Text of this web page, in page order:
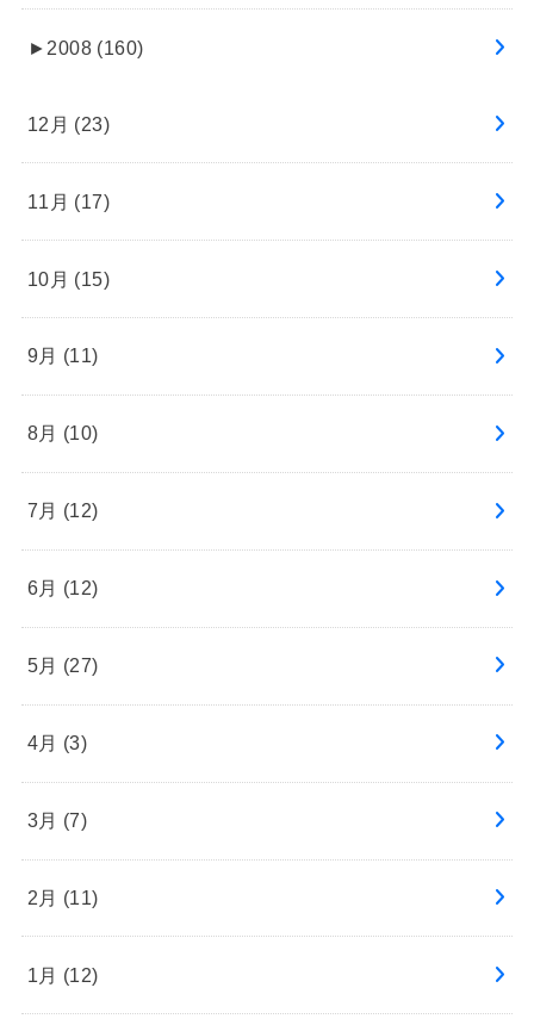
► 2008 (160)
12月 (23)
11月 (17)
10月 (15)
9月 (11)
8月 (10)
7月 (12)
6月 (12)
5月 (27)
4月 (3)
3月 (7)
2月 (11)
1月 (12)